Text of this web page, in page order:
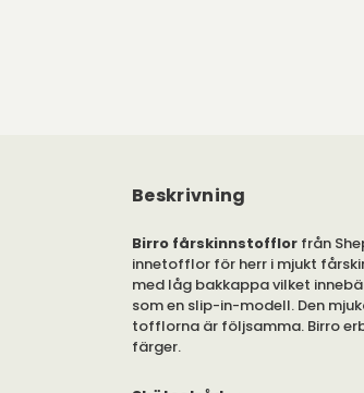
Beskrivning
Birro fårskinnstofflor från
innetofflor för herr i mjukt
med låg bakkappa vilket
som en slip-in-modell. Den
tofflorna är följsamma. Birro
färger.
Birro fårskinnstoffla är